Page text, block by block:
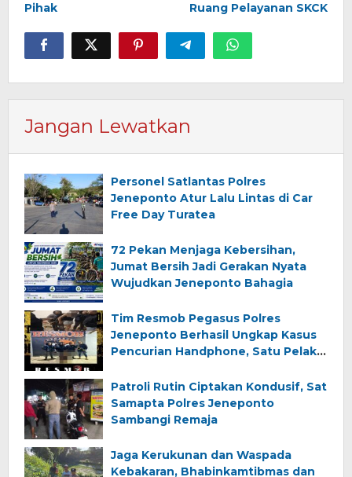
Pihak
Ruang Pelayanan SKCK
Jangan Lewatkan
Personel Satlantas Polres
Jeneponto Atur Lalu Lintas di Car
Free Day Turatea
72 Pekan Menjaga Kebersihan,
Jumat Bersih Jadi Gerakan Nyata
Wujudkan Jeneponto Bahagia
Tim Resmob Pegasus Polres
Jeneponto Berhasil Ungkap Kasus
Pencurian Handphone, Satu Pelaku
Patroli Rutin Ciptakan Kondusif, Sat
Samapta Polres Jeneponto
Sambangi Remaja
Jaga Kerukunan dan Waspada
Kebakaran, Bhabinkamtibmas dan